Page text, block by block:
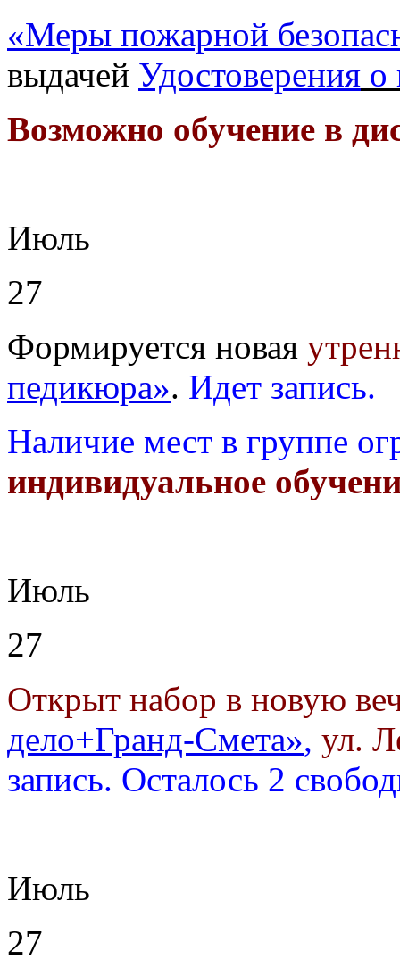
«Меры пожарной
выдачей Удостоверения о
Возможно обучение в
Июль
27
Формируется новая
педикюра». Идет запись.
Наличие мест в группе
индивидуальное
Июль
27
Открыт набор в новую
дело+Гранд-Смета», ул.
запись. Осталось 2
Июль
27